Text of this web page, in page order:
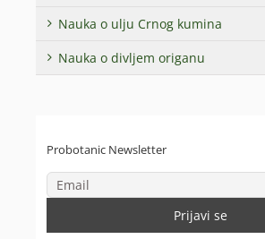
Nauka o ulju Crnog kumina
Nauka o divljem origanu
Probotanic Newsletter